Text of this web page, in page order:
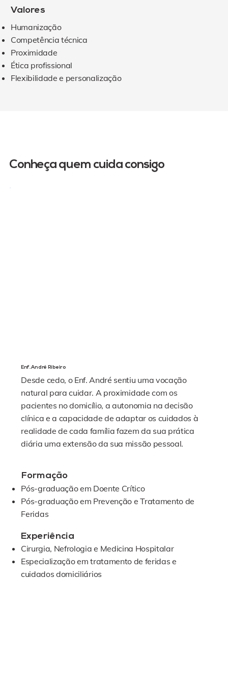
Valores
Humanização
Competência técnica
Proximidade
Ética profissional
Flexibilidade e personalização
Conheça quem cuida consigo
Enf. André Ribeiro
Desde cedo, o Enf. André sentiu uma vocação
natural para cuidar. A proximidade com os
pacientes no domicílio, a autonomia na decisão
clínica e a capacidade de adaptar os cuidados à
realidade de cada família fazem da sua prática
diária uma extensão da sua missão pessoal.
Formação
Pós-graduação em Doente Crítico
Pós-graduação em Prevenção e Tratamento de
Feridas
Experiência
Cirurgia, Nefrologia e Medicina Hospitalar
Especialização em tratamento de feridas e
cuidados domiciliários